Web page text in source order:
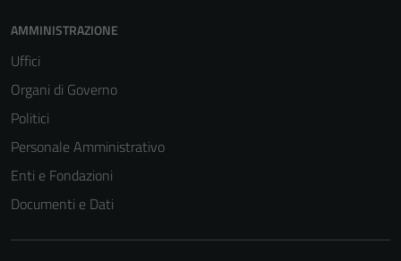
AMMINISTRAZIONE
Uffici
Organi di Governo
Politici
Personale Amministrativo
Enti e Fondazioni
Documenti e Dati